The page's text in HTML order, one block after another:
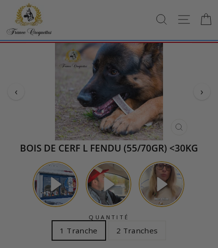
Passer
contenu
‹ ›
BOIS DE CERF L FENDU (55/70GR) <30KG
QUANTITÉ
1 Tranche 2 Tranches